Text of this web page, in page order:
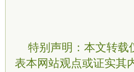
特别声明：本文转载
表本网站观点或证实其